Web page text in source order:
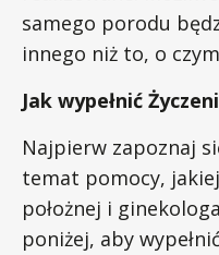
samego porodu
innego niż to, o
Jak wypełnić
Najpierw zapoznaj
temat pomocy,
położnej i
poniżej, aby